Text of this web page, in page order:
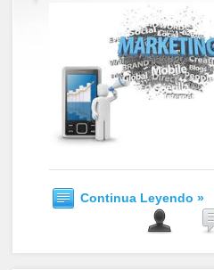
Continua Leyendo »